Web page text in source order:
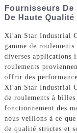
Fournisseurs
De Haute
Xi'an Star Industrial
gamme de
diverses applications
roulements
offrir des
Xi'an Star Industrial
de roulements à
fonctionnement des
nous veillons à ce
de qualité strictes et